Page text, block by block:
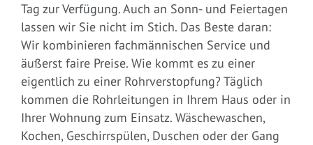
Tag zur Verfügung. Auch an Sonn- und Feiertagen
lassen wir Sie nicht im Stich. Das Beste daran:
Wir kombinieren fachmännischen Service und
äußerst faire Preise. Wie kommt es zu einer
eigentlich zu einer Rohrverstopfung? Täglich
kommen die Rohrleitungen in Ihrem Haus oder in
Ihrer Wohnung zum Einsatz. Wäschewaschen,
Kochen, Geschirrspülen, Duschen oder der Gang